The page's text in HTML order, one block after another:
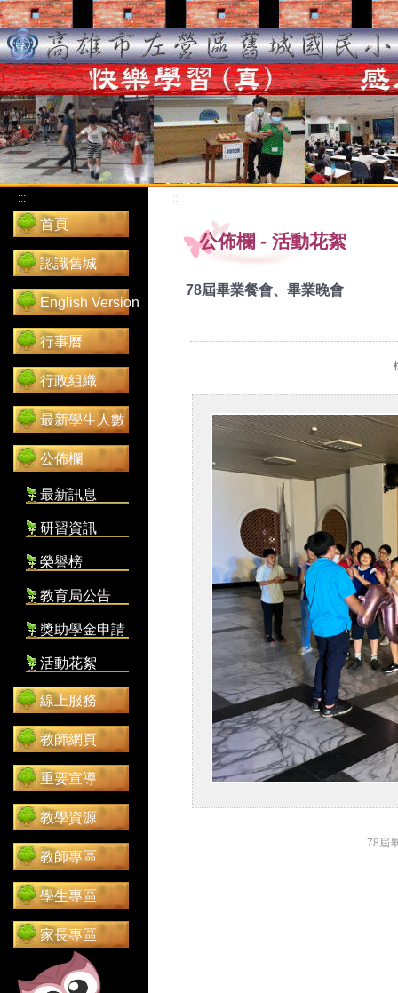
:::
首頁
認識舊城
English Version
行事曆
行政組織
最新學生人數
公佈欄
最新訊息
研習資訊
榮譽榜
教育局公告
獎助學金申請
活動花絮
線上服務
教師網頁
重要宣導
教學資源
教師專區
學生專區
家長專區
:::
公佈欄 - 活動花絮
78屆畢業餐會、畢業晚會
78屆